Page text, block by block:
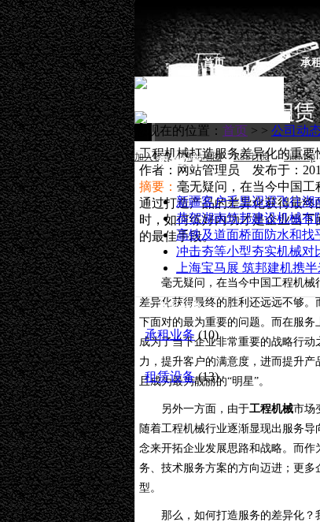
首页 承
加入收藏 网站地图 RSS订阅 SiteMap
您现在的位置： 首页 > > 公司动
工程机械打造服务差异化的重要
作者：网站管理员 发布于：
摘要： 毫无疑问，在当今中国
通过打造产品的差异化获得最
时，如何练好内功才是企业当
的最佳手段。
毫无疑问，在当今中国工程机
差异化获得最终的胜利还远远不够
下面对的最为重要的问题。而在服
成为了当下企业非常重要的战略行
力，提升客户的满意度，进而提升
且成为最为靓丽的“明星”。
另外一方面，由于工程机械市场
随着工程机械行业逐渐显现出服务导
念来开拓企业发展思路和战略。而
务、技术服务方案的方向迈进；更
型。
那么，如何打造服务的差异化
相关文章
新疆客户千里迢迢飞往湖
恭贺湖南筑邦建设机械有
高铁及道面桥面防水和找
冲击夯等小型夯实机械对
上海宝马展 筑邦建机携
商品分类
承租业务 (10)
租赁设备(13)